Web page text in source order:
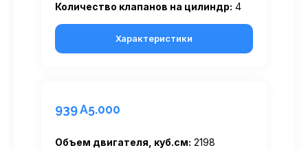
Количество клапанов на цилиндр: 4
Характеристики
939 A5.000
Объем двигателя, куб.см: 2198